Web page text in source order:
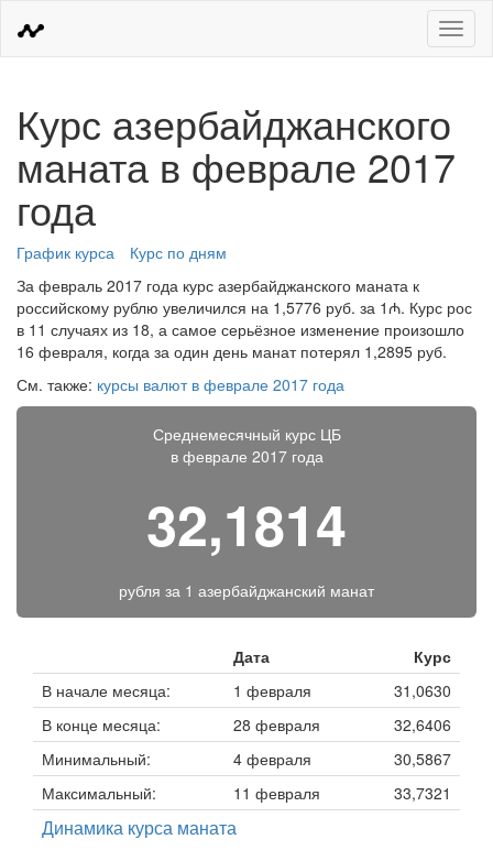
Меню
Курс азербайджанского
маната в феврале 2017
года
График курса
Курс по дням
За февраль 2017 года курс азербайджанского маната к
российскому рублю увеличился на 1,5776 руб. за 1₼. Курс рос
в 11 случаях из 18, а самое серьёзное изменение произошло
16 февраля, когда за один день манат потерял 1,2895 руб.
См. также: курсы валют в феврале 2017 года
Среднемесячный курс ЦБ
в феврале 2017 года
32,1814
рубля за 1 азербайджанский манат
Дата
Курс
В начале месяца:
1 февраля
31,0630
В конце месяца:
28 февраля
32,6406
Минимальный:
4 февраля
30,5867
Максимальный:
11 февраля 33,7321
Динамика курса маната